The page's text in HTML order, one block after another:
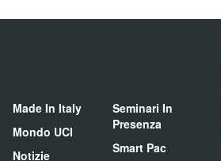
Made In Italy
Mondo UCI
Notizie
Seminari In
Presenza
Smart Pac